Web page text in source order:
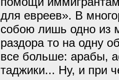
для евреев». В
собою лишь одно из
раздора то на одну
все больше: арабы,
таджики... Ну, и при